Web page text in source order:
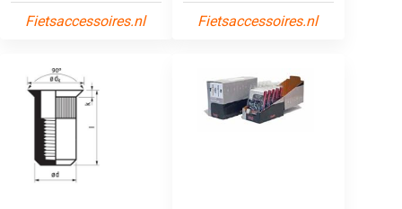
Fietsaccessoires.nl
Fietsaccessoires.nl